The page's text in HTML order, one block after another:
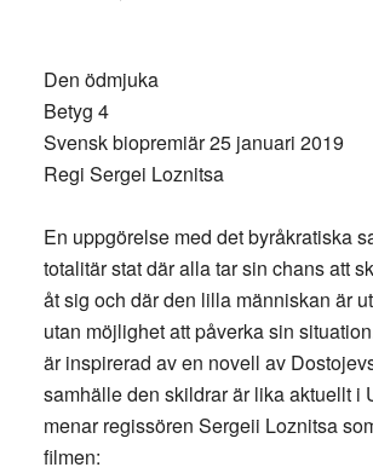
Den ödmjuka
Betyg 4
Svensk biopremiär 25 januari 2019
Regi Sergei Loznitsa
En uppgörelse med det byråkratiska
totalitär stat där alla tar sin chans att
åt sig och där den lilla människan är
utan möjlighet att påverka sin
är inspirerad av en novell av
samhälle den skildrar är lika aktuellt i
menar regissören Sergeii Loznitsa
filmen: